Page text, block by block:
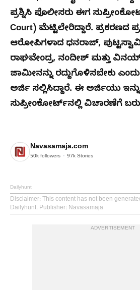
ಪ್ರಶ್ನಿಸಿ ಪೊಲೀಸರು ಈಗ
Court) ಮೆಟ್ಟಿಲೇರಿದ್ದಾರೆ. ಪ್ರಕರಣದ
ಆರೋಪಿಗಳಾದ ಧನರಾಜ್,
ರಾಘವೇಂದ್ರ, ನಂದೀಶ್ ಮತ್ತು
ಜಾಮೀನನ್ನು ರದ್ದುಗೊಳಿಸಬೇಕು
ಅರ್ಜಿ ಸಲ್ಲಿಸಿದ್ದಾರೆ. ಈ ಅರ್ಜಿಯು
ಸುಪ್ರೀಂಕೋರ್ಟ್‌ನಲ್ಲಿ ವಿಚಾರಣೆಗೆ
Navasamaja.com
50k followers 97k Stories
Dailyhunt
Disclaimer: This content has not been
Dailyhunt. Publisher: Navasamaja
ADVERTISEMENT